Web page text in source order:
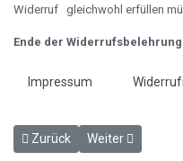
Widerruf gleichwohl erfüllen
Ende der Widerrufsbelehrung
Impressum
Vorheriger Beitrag:
Zurück Nächster
Weiter